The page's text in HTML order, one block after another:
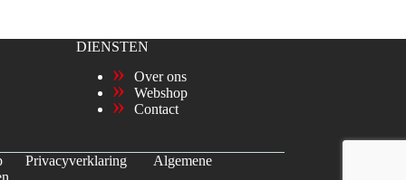
DIENSTEN
Over ons
Webshop
Contact
Privacyverklaring
Algemene